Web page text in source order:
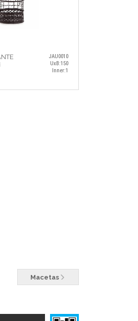
JAU0010
UxB:150
Inner:1
Macetas